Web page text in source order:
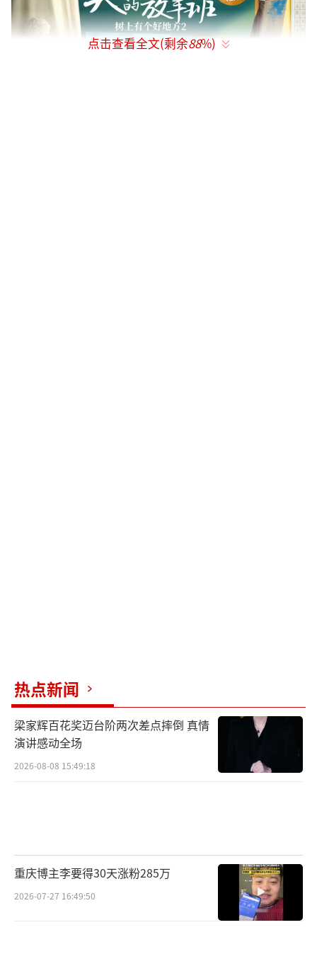
因独具一格的教学方式和与众不同的教学理
念，被学校的其他老师和学生家长误解，一时
之间流言四起、波折横生。
点击查看全文(剩余88%)
热点新闻
梁家辉百花奖迈台阶两次差点摔倒 真情
演讲感动全场
2026-08-08 15:49:18
重庆博主李要得30天涨粉285万
2026-07-27 16:49:50